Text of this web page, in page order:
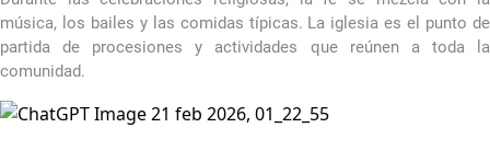
música, los bailes y las comidas típicas. La iglesia es el punto de
partida de procesiones y actividades que reúnen a toda la
comunidad.